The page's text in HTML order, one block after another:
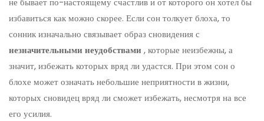
избавиться как можно скорее. Если сон толкует блоха, то
сонник изначально связывает образ сновидения с
незначительными неудобствами , которые неизбежны, а
значит, избежать которых вряд ли удастся. При этом сон о
блохе может означать небольшие неприятности в жизни,
которых сновидец вряд ли сможет избежать, несмотря на все
его усилия.